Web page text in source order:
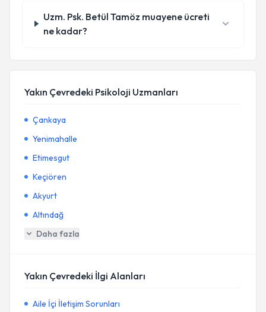
Uzm. Psk. Betül Tamöz muayene ücreti
ne kadar?
Yakın Çevredeki Psikoloji Uzmanları
Çankaya
Yenimahalle
Etimesgut
Keçiören
Akyurt
Altındağ
Daha fazla
Yakın Çevredeki İlgi Alanları
Aile İçi İletişim Sorunları